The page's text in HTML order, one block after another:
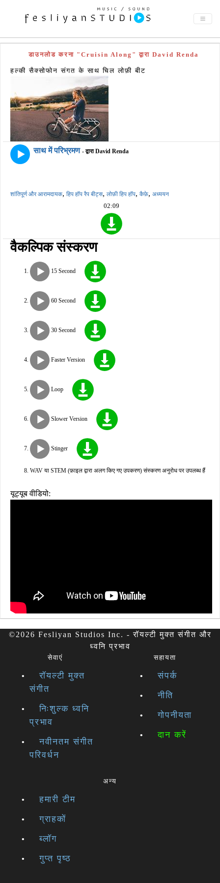
डाउनलोड करना "Cruisin Along" द्वारा David Renda
हल्की सैक्सोफोन संगत के साथ चिल लोफ़ी बीट
साथ में परिभ्रमण - द्वारा David Renda
शांतिपूर्ण और आरामदायक, हिप हॉप रैप बीट्स, लोफ़ी हिप हॉप, कैफ़े, अध्ययन
02:09
वैकल्पिक संस्करण
15 Second
60 Second
30 Second
Faster Version
Loop
Slower Version
Stinger
WAV या STEM (फ़ाइल द्वारा अलग किए गए उपकरण) संस्करण अनुरोध पर उपलब्ध हैं
यूट्यूब वीडियो:
©2026 Fesliyan Studios Inc. - रॉयल्टी मुक्त संगीत और
ध्वनि प्रभाव
सेवाएं
रॉयल्टी मुक्त
संगीत
निःशुल्क ध्वनि
प्रभाव
नवीनतम संगीत
परिवर्धन
सहायता
संपर्क
नीति
गोपनीयता
दान करें
अन्य
हमारी टीम
ग्राहकों
ब्लॉग
गुप्त पृष्ठ